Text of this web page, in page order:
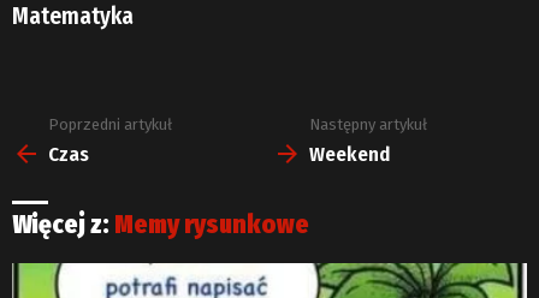
Matematyka
Zobacz
więcej
Poprzedni artykuł
Czas
Następny artykuł
Weekend
Więcej z: Memy rysunkowe